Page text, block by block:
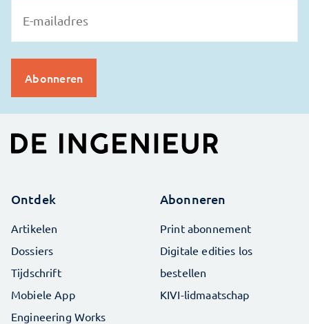
Ontdek
Artikelen
Dossiers
Tijdschrift
Mobiele App
Engineering Works
Abonneren
Print abonnement
Digitale edities los
bestellen
KIVI-lidmaatschap